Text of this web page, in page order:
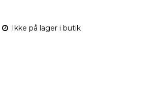
Ikke på lager i butik